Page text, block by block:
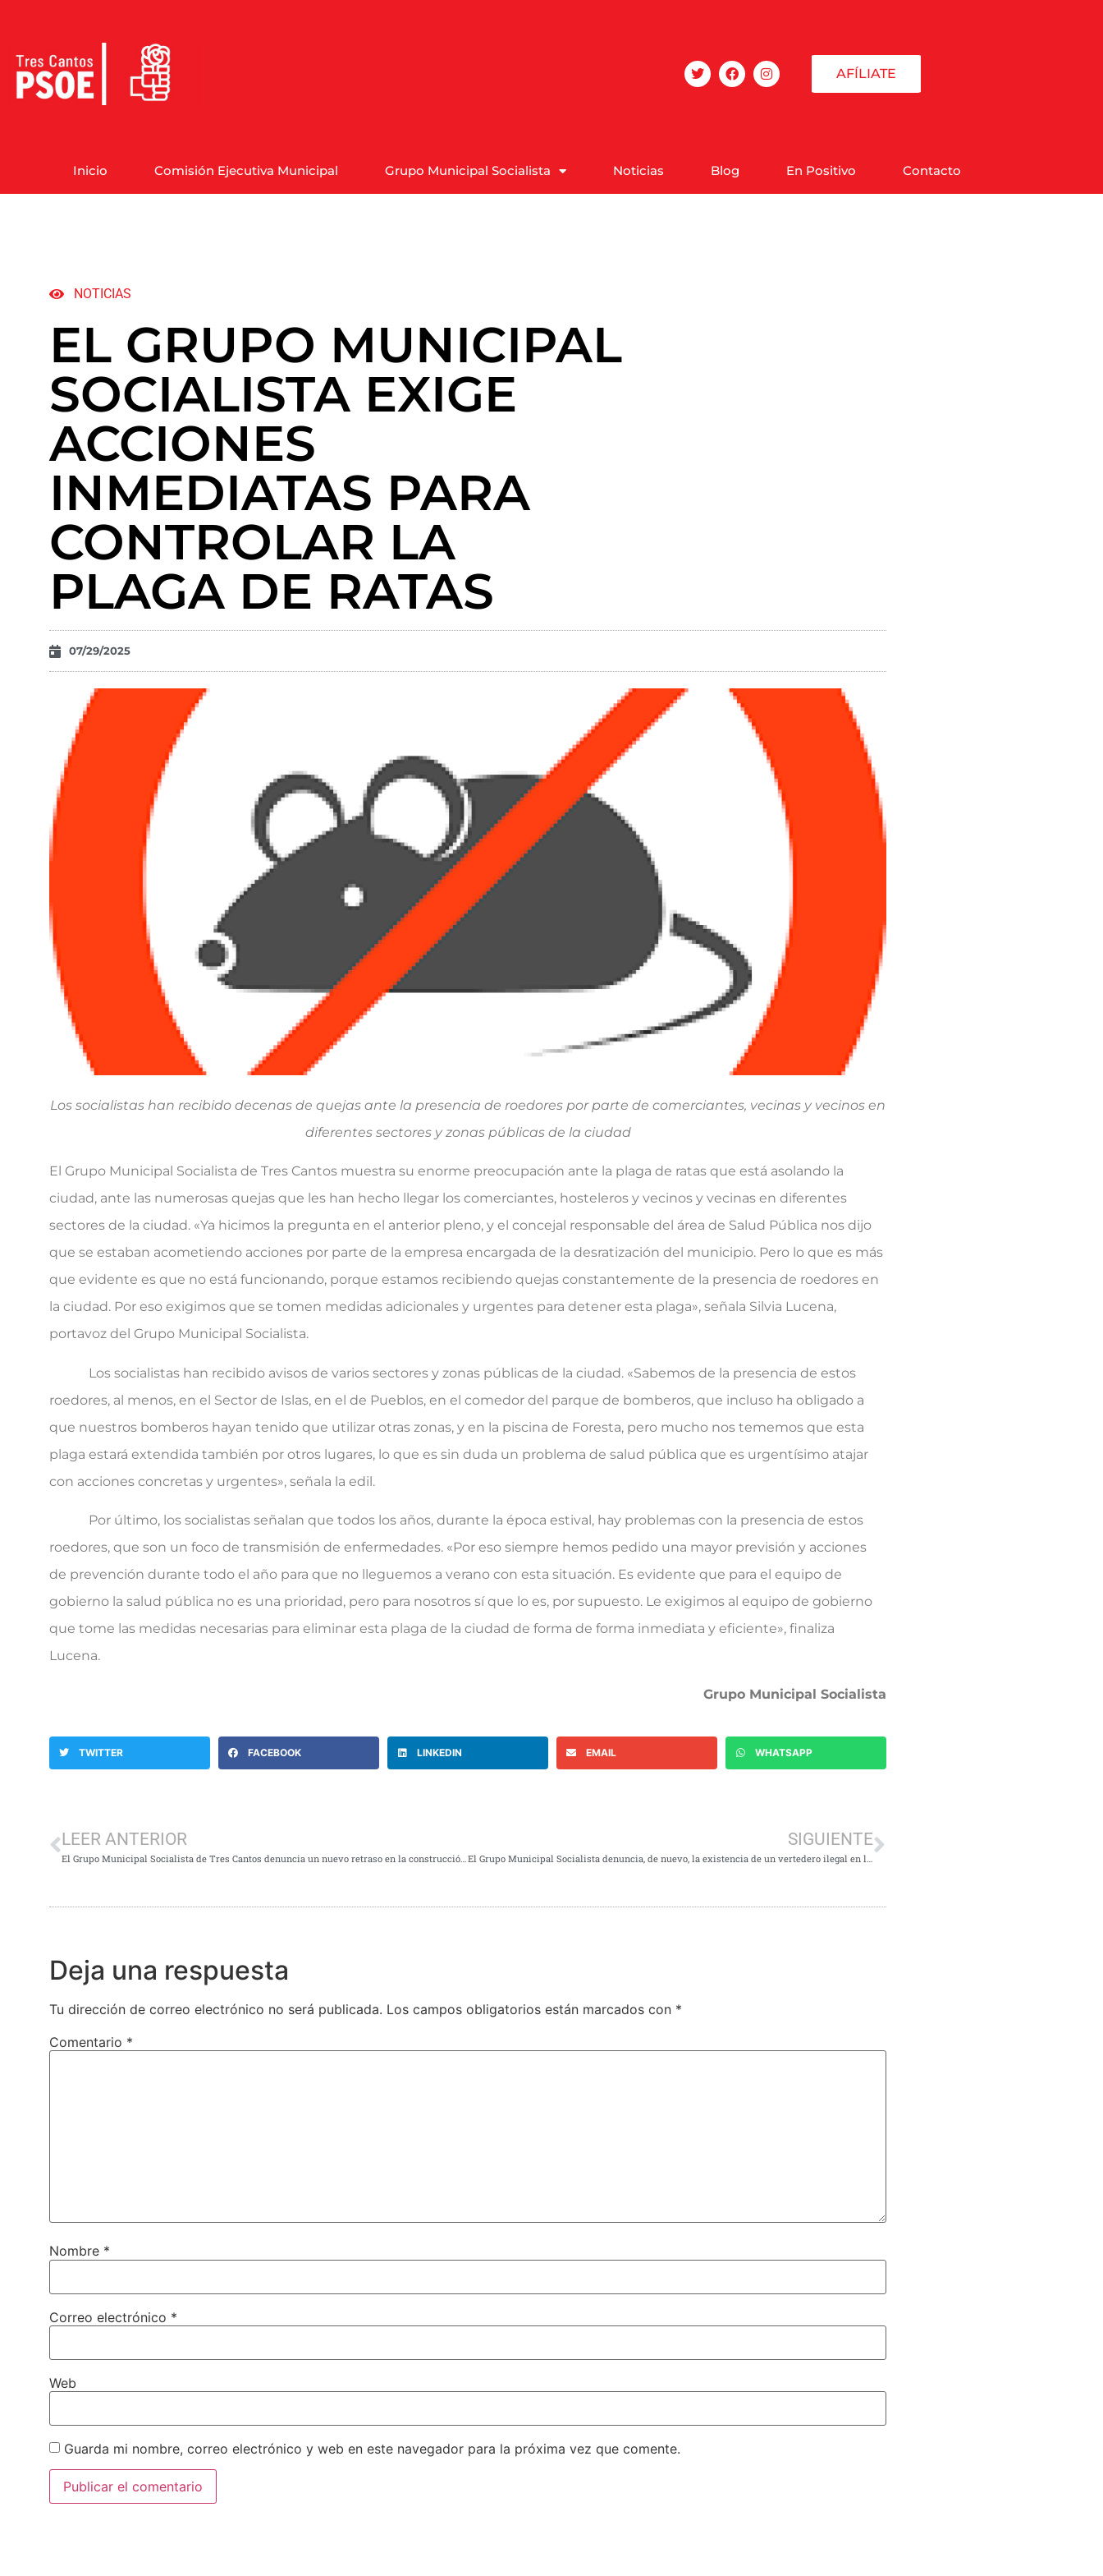
AFÍLIATE
Inicio Comisión Ejecutiva Municipal Grupo Municipal Socialista Noticias Blog En Positivo Contacto
NOTICIAS
EL GRUPO MUNICIPAL
SOCIALISTA EXIGE
ACCIONES
INMEDIATAS PARA
CONTROLAR LA
PLAGA DE RATAS
07/29/2025
Los socialistas han recibido decenas de quejas ante la presencia de roedores por parte de comerciantes, vecinas y vecinos en
diferentes sectores y zonas públicas de la ciudad
El Grupo Municipal Socialista de Tres Cantos muestra su enorme preocupación ante la plaga de ratas que está asolando la
ciudad, ante las numerosas quejas que les han hecho llegar los comerciantes, hosteleros y vecinos y vecinas en diferentes
sectores de la ciudad. «Ya hicimos la pregunta en el anterior pleno, y el concejal responsable del área de Salud Pública nos dijo
que se estaban acometiendo acciones por parte de la empresa encargada de la desratización del municipio. Pero lo que es más
que evidente es que no está funcionando, porque estamos recibiendo quejas constantemente de la presencia de roedores en
la ciudad. Por eso exigimos que se tomen medidas adicionales y urgentes para detener esta plaga», señala Silvia Lucena,
portavoz del Grupo Municipal Socialista.
Los socialistas han recibido avisos de varios sectores y zonas públicas de la ciudad. «Sabemos de la presencia de estos
roedores, al menos, en el Sector de Islas, en el de Pueblos, en el comedor del parque de bomberos, que incluso ha obligado a
que nuestros bomberos hayan tenido que utilizar otras zonas, y en la piscina de Foresta, pero mucho nos tememos que esta
plaga estará extendida también por otros lugares, lo que es sin duda un problema de salud pública que es urgentísimo atajar
con acciones concretas y urgentes», señala la edil.
Por último, los socialistas señalan que todos los años, durante la época estival, hay problemas con la presencia de estos
roedores, que son un foco de transmisión de enfermedades. «Por eso siempre hemos pedido una mayor previsión y acciones
de prevención durante todo el año para que no lleguemos a verano con esta situación. Es evidente que para el equipo de
gobierno la salud pública no es una prioridad, pero para nosotros sí que lo es, por supuesto. Le exigimos al equipo de gobierno
que tome las medidas necesarias para eliminar esta plaga de la ciudad de forma de forma inmediata y eficiente», finaliza
Lucena.
Grupo Municipal Socialista
TWITTER FACEBOOK LINKEDIN EMAIL WHATSAPP
LEER ANTERIOR SIGUIENTE
Deja una respuesta
Tu dirección de correo electrónico no será publicada. Los campos obligatorios están marcados con *
Comentario *
Nombre *
Correo electrónico *
Web
Guarda mi nombre, correo electrónico y web en este navegador para la próxima vez que comente.